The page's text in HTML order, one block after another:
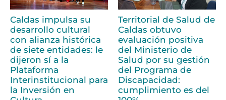
Caldas impulsa su
desarrollo cultural
con alianza histórica
de siete entidades: le
dijeron sí a la
Plataforma
Interinstitucional para
la Inversión en
Territorial de Salud de
Caldas obtuvo
evaluación positiva
del Ministerio de
Salud por su gestión
del Programa de
Discapacidad:
cumplimiento es del